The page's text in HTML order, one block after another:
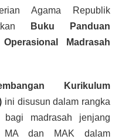
Agama Republik
Buku Panduan
Madrasah
Kurikulum
ini disusun dalam rangka
madrasah jenjang
MA dan MAK dalam